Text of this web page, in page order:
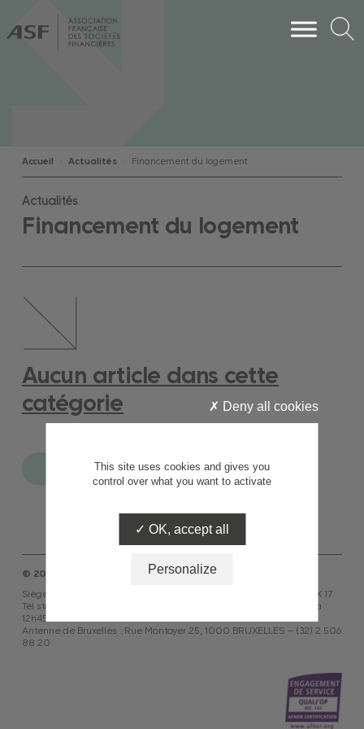
Accueil Actualités Financement du logement
Actualités
Financement du logement
Aucun article dans cette
catégorie
Voir toutes les actualités
© 2026 ASF
Siège social : 24 avenue de la Grande Armée, 75854 PARIS CEDEX 17
Tél standard : 01 53 81 51 51 – Ouvert du lundi au vendredi de 9h à
12h45 et de 14h à 18h
Antenne de Bruxelles : Rue Montoyer 25, 1000 BRUXELLES – (32) 2 506
88 20
This site uses cookies and gives you
control over what you want to activate
OK, accept all
Deny all cookies
Personalize